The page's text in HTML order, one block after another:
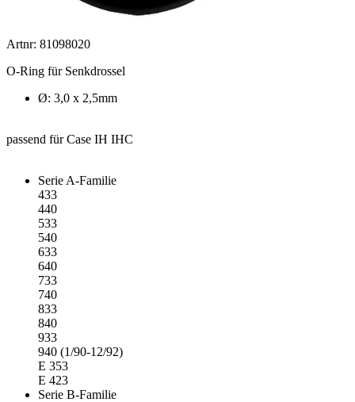
Artnr: 81098020
O-Ring für Senkdrossel
Ø: 3,0 x 2,5mm
passend für Case IH IHC
Serie A-Familie
433
440
533
540
633
640
733
740
833
840
933
940 (1/90-12/92)
E 353
E 423
Serie B-Familie